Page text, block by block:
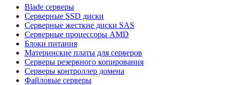
Blade серверы
Серверные SSD диски
Cерверные жесткие диски SAS
Серверные процессоры AMD
Блоки питания
Материнские платы для серверов
Серверы резервного копирования
Серверы контроллер домена
Файловые серверы